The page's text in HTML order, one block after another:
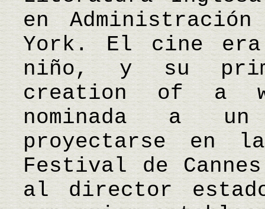
en Administración
York. El cine era
niño, y su
creation of a
nominada a
proyectarse en
Festival de
al director